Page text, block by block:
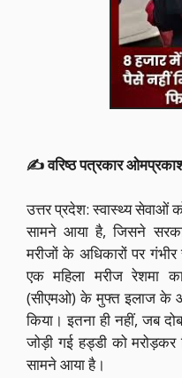
✍️ वरिष्ठ पत्रकार ओमप्रकाश
उत्तर प्रदेश: स्वास्थ्य सेवाओं
सामने आया है, जिसने
मरीजों के अधिकारों पर
एक महिला मरीज रेशमा
(सीएमओ) के मुफ्त इलाज के
किया। इतना ही नहीं, जब
जोड़ी गई हड्डी को
सामने आया है।